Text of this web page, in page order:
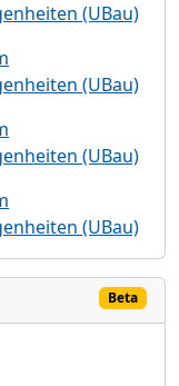
(UBau)
(UBau)
(UBau)
(UBau)
Beta